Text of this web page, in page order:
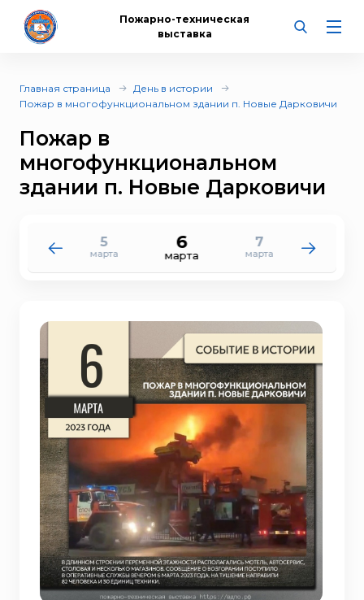
Пожарно-техническая
выставка
Главная страница
День в истории
Пожар в многофункциональном здании п. Новые Дарковичи
Пожар в
многофункциональном
здании п. Новые Дарковичи
5
марта
6
марта
7
марта